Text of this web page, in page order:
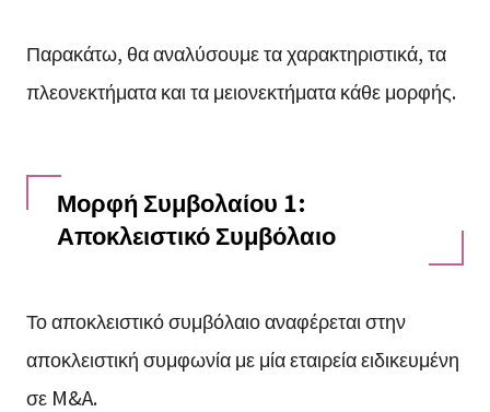
Παρακάτω, θα αναλύσουμε τα χαρακτηριστικά, τα
πλεονεκτήματα και τα μειονεκτήματα κάθε μορφής.
Μορφή Συμβολαίου 1:
Αποκλειστικό Συμβόλαιο
Το αποκλειστικό συμβόλαιο αναφέρεται στην
αποκλειστική συμφωνία με μία εταιρεία ειδικευμένη
σε M&A.